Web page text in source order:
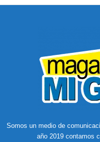
Somos un medio de
año 2019 contamos